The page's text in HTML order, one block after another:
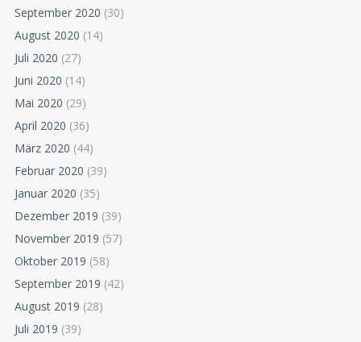
September 2020 (30)
August 2020 (14)
Juli 2020 (27)
Juni 2020 (14)
Mai 2020 (29)
April 2020 (36)
März 2020 (44)
Februar 2020 (39)
Januar 2020 (35)
Dezember 2019 (39)
November 2019 (57)
Oktober 2019 (58)
September 2019 (42)
August 2019 (28)
Juli 2019 (39)